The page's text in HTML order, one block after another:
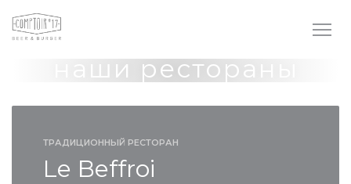
Панель управления cookies
наши рестораны
ТРАДИЦИОННЫЙ РЕСТОРАН
Le Beffroi